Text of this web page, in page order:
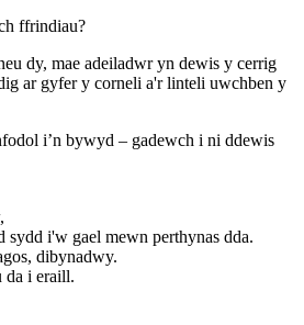
ffrindiau?
dy, mae adeiladwr yn dewis y cerrig
ar gyfer y corneli a'r linteli uwchben y
i’n bywyd – gadewch i ni ddewis
i'w gael mewn perthynas dda.
dibynadwy.
i eraill.